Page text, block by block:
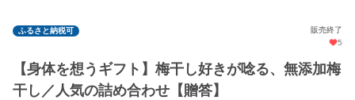
ふるさと納税可
販売終了
5
【身体を想うギフト】梅干し好きが唸る、無添加梅
干し／人気の詰め合わせ【贈答】